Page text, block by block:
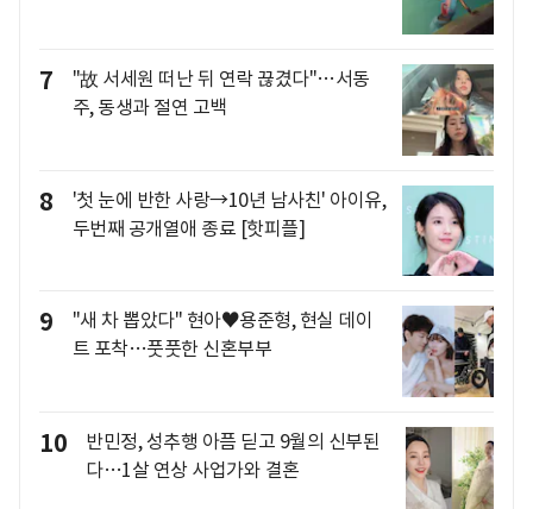
7
"故 서세원 떠난 뒤 연락 끊겼다"…서동
주, 동생과 절연 고백
8
'첫 눈에 반한 사랑→10년 남사친' 아이유,
두번째 공개열애 종료 [핫피플]
9
"새 차 뽑았다" 현아♥용준형, 현실 데이
트 포착…풋풋한 신혼부부
10
반민정, 성추행 아픔 딛고 9월의 신부된
다…1살 연상 사업가와 결혼